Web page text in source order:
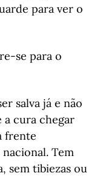
para ver o
se para o
salva já e não
a cura chegar
frente
Tem
sem tibiezas ou